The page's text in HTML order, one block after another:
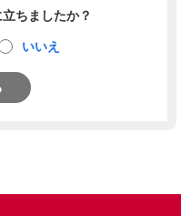
ちましたか？
いいえ